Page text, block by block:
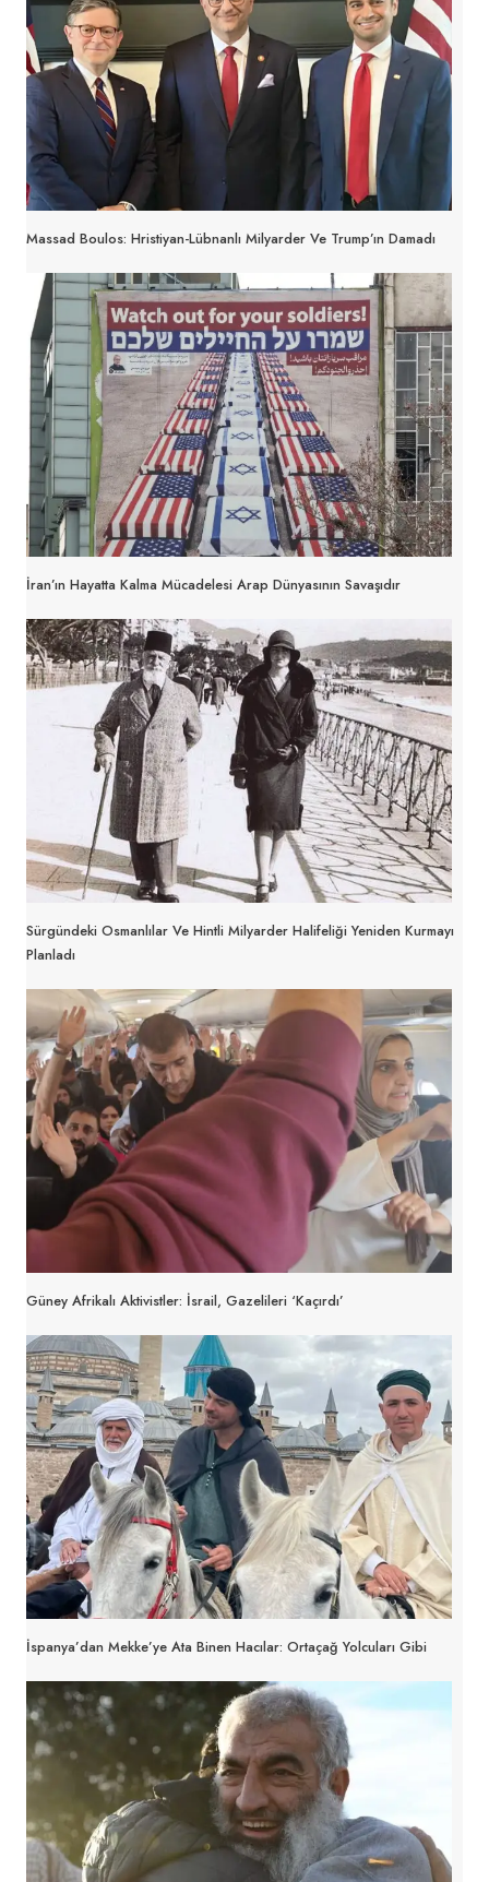
Massad Boulos: Hristiyan-Lübnanlı Milyarder Ve Trump’ın Damadı
İran’ın Hayatta Kalma Mücadelesi Arap Dünyasının Savaşıdır
Sürgündeki Osmanlılar Ve Hintli Milyarder Halifeliği Yeniden Kurmayı
Planladı
Güney Afrikalı Aktivistler: İsrail, Gazelileri ‘Kaçırdı’
İspanya’dan Mekke’ye Ata Binen Hacılar: Ortaçağ Yolcuları Gibi